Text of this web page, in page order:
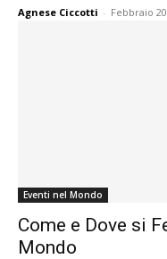
Agnese Ciccotti - Febbraio
Eventi nel Mondo
Come e Dove si
Mondo